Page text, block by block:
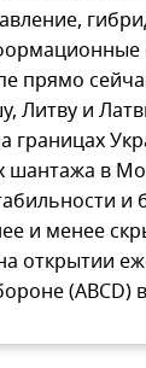
прямо
Литву и
границах
шантажа в
и
и менее
открытии
(ABCD)